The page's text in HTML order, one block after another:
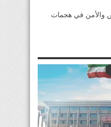
والأمن في هجمات